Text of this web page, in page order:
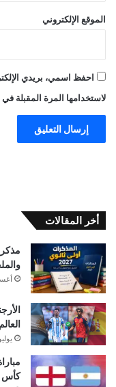
الموقع الإلكتروني
احفظ اسمي، بريدي
لاستخدامها المرة المقبلة
أخر المقالات
العالم 2026
يوليو 19,
كأس